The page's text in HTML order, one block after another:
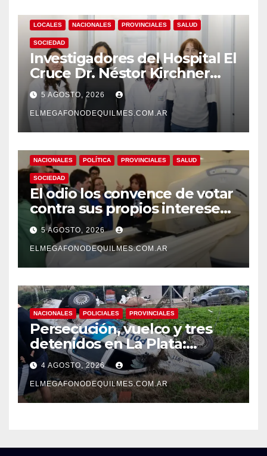
LOCALES NACIONALES PROVINCIALES SALUD
SOCIEDAD
Investigadores del Hospital El
Cruce Dr. Néstor Kirchner
desarrollan un estudio
pionero sobre el
envejecimiento cerebral y las
demencias
5 AGOSTO, 2026
ELMEGAFONODEQUILMES.COM.AR
NACIONALES POLÍTICA PROVINCIALES SALUD
SOCIEDAD
El odio los convence de votar
contra sus propios intereses.
Una Sociedad atrapada en la
grieta
5 AGOSTO, 2026
ELMEGAFONODEQUILMES.COM.AR
NACIONALES POLICIALES PROVINCIALES
Persecución, vuelco y tres
detenidos en La Plata:
recuperaron motos robadas
tras un operativo policial
4 AGOSTO, 2026
ELMEGAFONODEQUILMES.COM.AR